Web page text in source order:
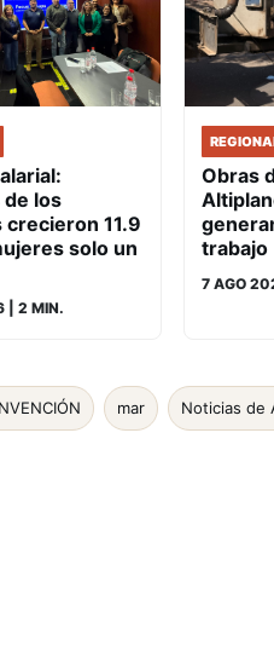
de los
crecieron 11.9
solo un
| 2 MIN.
Obras
trabajo
7 AGO
mar Noticias de